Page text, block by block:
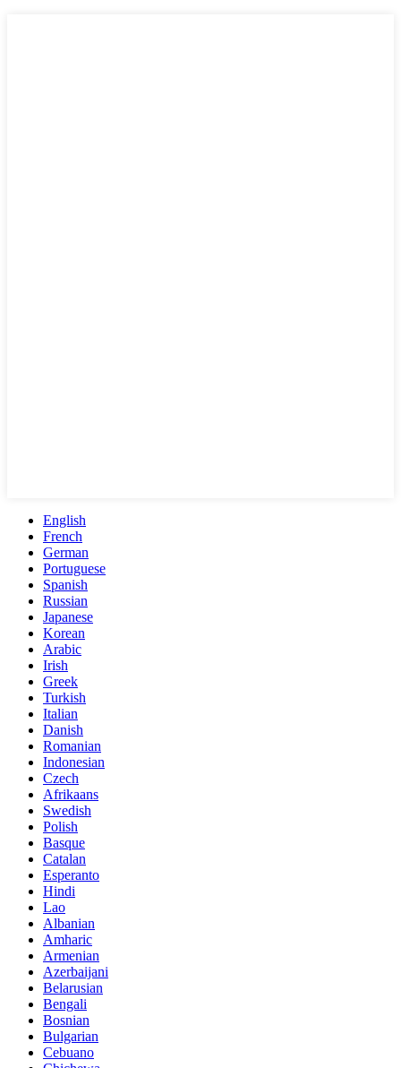
English
French
German
Portuguese
Spanish
Russian
Japanese
Korean
Arabic
Irish
Greek
Turkish
Italian
Danish
Romanian
Indonesian
Czech
Afrikaans
Swedish
Polish
Basque
Catalan
Esperanto
Hindi
Lao
Albanian
Amharic
Armenian
Azerbaijani
Belarusian
Bengali
Bosnian
Bulgarian
Cebuano